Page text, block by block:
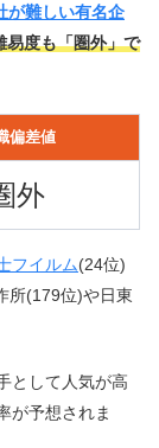
が難しい有名企
易度も「圏外」で
偏差値
外
フイルム(24位)
所(179位)や日東
として人気が高
が予想されま